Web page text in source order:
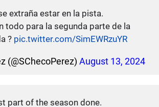
extraña estar en la pista.
todo para la segunda parte de la
? pic.twitter.com/SimEWRzuYR
(@SChecoPerez) August 13, 2024
part of the season done.